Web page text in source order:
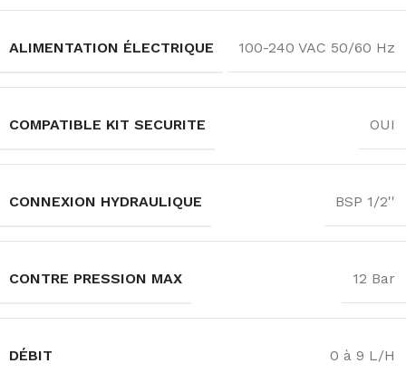
ALIMENTATION ÉLECTRIQUE 100-240 VAC 50/60 Hz
COMPATIBLE KIT SECURITE OUI
CONNEXION HYDRAULIQUE BSP 1/2''
CONTRE PRESSION MAX 12 Bar
DÉBIT 0 à 9 L/H